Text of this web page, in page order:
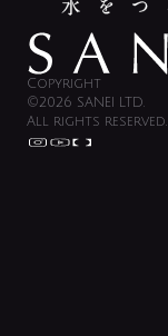
Copyright
©2026 SANEI LTD.
All rights reserved.